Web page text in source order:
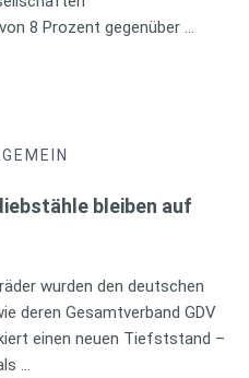
8 Prozent gegenüber …
bleiben auf
wurden den deutschen
deren Gesamtverband GDV
einen neuen Tiefststand –
…